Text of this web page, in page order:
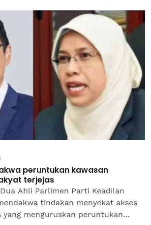
peruntukan kawasan
terjejas
Ahli Parlimen Parti Keadilan
tindakan menyekat akses
yang menguruskan peruntukan